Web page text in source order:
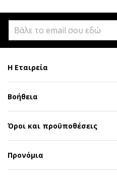
Η Εταιρεία
Βοήθεια
Όροι και προϋποθέσεις
Προνόμια